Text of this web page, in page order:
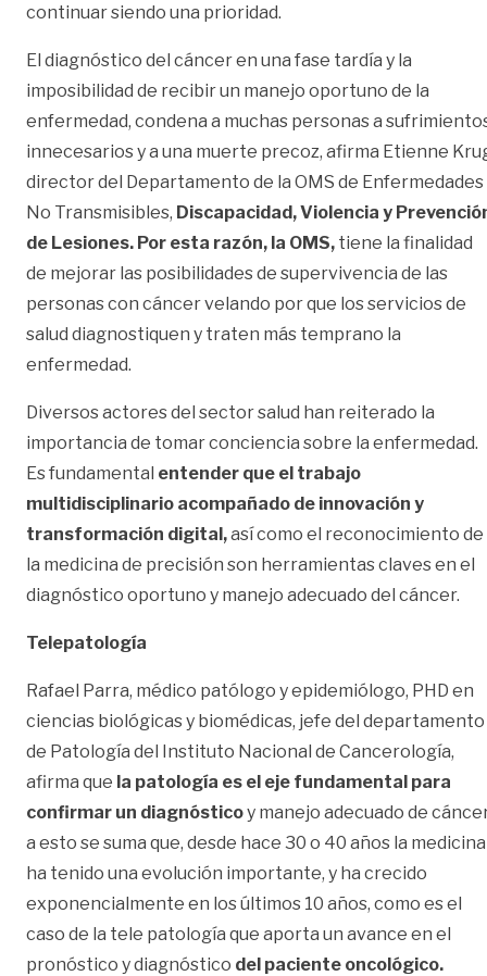
continuar siendo una prioridad.
El diagnóstico del cáncer en una fase tardía y la
imposibilidad de recibir un manejo oportuno de la
enfermedad, condena a muchas personas a
innecesarios y a una muerte precoz, afirma Etienne
director del Departamento de la OMS de Enfermedades
No Transmisibles, Discapacidad, Violencia y
de Lesiones. Por esta razón, la OMS, tiene la finalidad
de mejorar las posibilidades de supervivencia de las
personas con cáncer velando por que los servicios de
salud diagnostiquen y traten más temprano la
enfermedad.
Diversos actores del sector salud han reiterado la
importancia de tomar conciencia sobre la enfermedad.
Es fundamental entender que el trabajo
multidisciplinario acompañado de innovación y
transformación digital,así como el reconocimiento de
la medicina de precisión son herramientas claves en el
diagnóstico oportuno y manejo adecuado del cáncer.
Telepatología
Rafael Parra, médico patólogo y epidemiólogo, PHD en
ciencias biológicas y biomédicas, jefe del departamento
de Patología del Instituto Nacional de Cancerología,
afirma que la patología es el eje fundamental para
confirmar un diagnósticoy manejo adecuado de
a esto se suma que, desde hace 30 o 40 años la medicina
ha tenido una evolución importante, y ha crecido
exponencialmente en los últimos 10 años, como es el
caso de la tele patología que aporta un avance en el
pronóstico y diagnóstico del paciente oncológico.